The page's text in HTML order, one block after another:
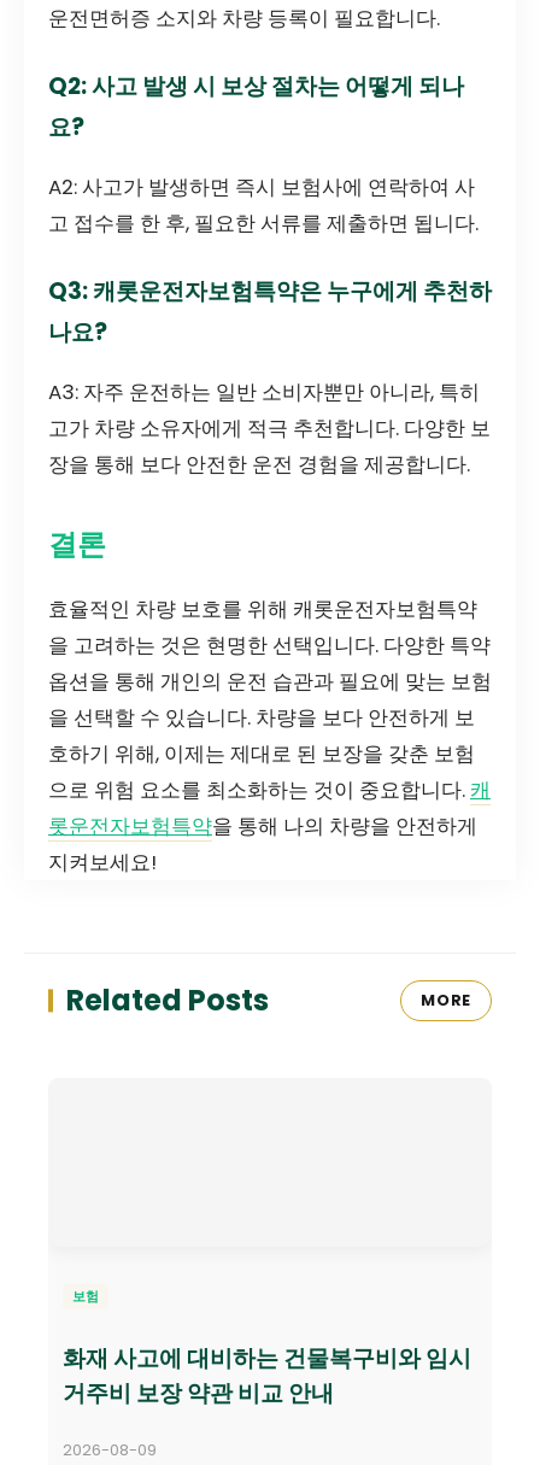
운전면허증 소지와 차량 등록이 필요합니다.
Q2: 사고 발생 시 보상 절차는 어떻게 되나
요?
A2: 사고가 발생하면 즉시 보험사에 연락하여 사
고 접수를 한 후, 필요한 서류를 제출하면 됩니다.
Q3: 캐롯운전자보험특약은 누구에게 추천하
나요?
A3: 자주 운전하는 일반 소비자뿐만 아니라, 특히
고가 차량 소유자에게 적극 추천합니다. 다양한 보
장을 통해 보다 안전한 운전 경험을 제공합니다.
결론
효율적인 차량 보호를 위해 캐롯운전자보험특약
을 고려하는 것은 현명한 선택입니다. 다양한 특약
옵션을 통해 개인의 운전 습관과 필요에 맞는 보험
을 선택할 수 있습니다. 차량을 보다 안전하게 보
호하기 위해, 이제는 제대로 된 보장을 갖춘 보험
으로 위험 요소를 최소화하는 것이 중요합니다. 캐
롯운전자보험특약을 통해 나의 차량을 안전하게
지켜보세요!
Related Posts MORE
보험
화재 사고에 대비하는 건물복구비와 임시
거주비 보장 약관 비교 안내
2026-08-09